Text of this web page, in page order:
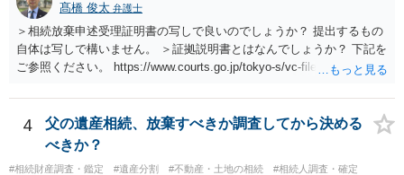
髙橋 俊太 弁護士
＞相続放棄申述受理証明書の写しで良いのでしょうか？ 提出するもの
自体は写しで構いません。 ＞証拠説明書とはなんでしょうか？ 下記を
ご参照ください。 https://www.courts.go.jp/tokyo-s/vc-files/tokyo-s/file/
4
父の遺産相続、放棄すべきか調査してから決める
べきか？
#相続財産調査・鑑定 #遺産分割 #不動産・土地の相続
#相続人調査・確定